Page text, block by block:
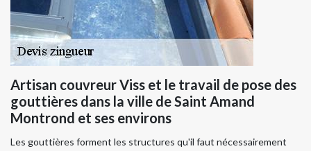
Artisan couvreur Viss et le travail de pose des
gouttières dans la ville de Saint Amand
Montrond et ses environs
Les gouttières forment les structures qu'il faut nécessairement